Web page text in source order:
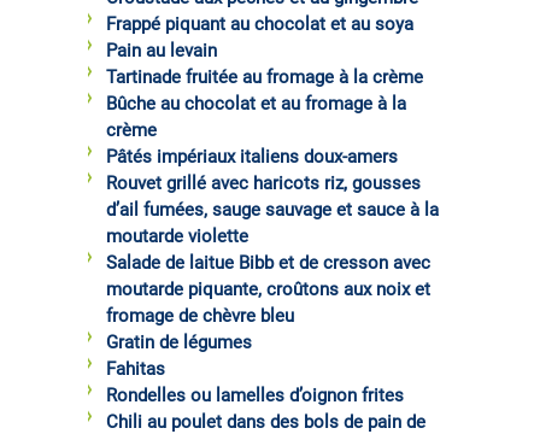
Frappé piquant au chocolat et au soya
Pain au levain
Tartinade fruitée au fromage à la crème
Bûche au chocolat et au fromage à la
crème
Pâtés impériaux italiens doux-amers
Rouvet grillé avec haricots riz, gousses
d’ail fumées, sauge sauvage et sauce à la
moutarde violette
Salade de laitue Bibb et de cresson avec
moutarde piquante, croûtons aux noix et
fromage de chèvre bleu
Gratin de légumes
Fahitas
Rondelles ou lamelles d’oignon frites
Chili au poulet dans des bols de pain de